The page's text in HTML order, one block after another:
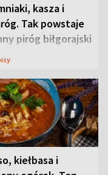
kasza i
Tak powstaje
piróg biłgorajski
kiełbasa i